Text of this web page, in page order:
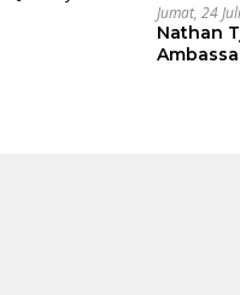
Jumat, 24
Nathan